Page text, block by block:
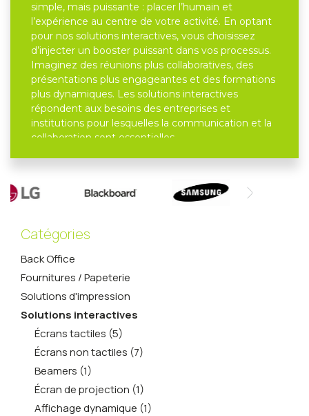
simple, mais puissante : placer l’humain et
l’expérience au centre de votre activité. En optant
pour nos solutions interactives, vous choisissez
d’injecter un booster puissant dans vos processus.
Imaginez des réunions plus collaboratives, des
présentations plus engageantes et des formations
plus dynamiques. Les solutions interactives
répondent aux besoins des entreprises et
institutions pour lesquelles la communication et la
collaboration sont essentielles.
Catégories
Back Office
Fournitures / Papeterie
Solutions d'impression
Solutions interactives
Écrans tactiles (5)
Écrans non tactiles (7)
Beamers (1)
Écran de projection (1)
Affichage dynamique (1)